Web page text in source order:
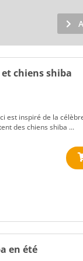
chiens shiba
est inspiré de la
des chiens shiba ...
en été